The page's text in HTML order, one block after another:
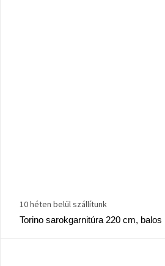
Torino sarokgarnitúra 220 cm, balos
10 héten belül szállítunk